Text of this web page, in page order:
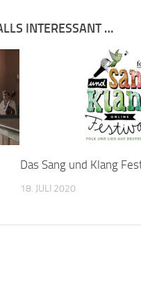
INTERESSANT …
Das Sang und Klang
18. JULI 2020